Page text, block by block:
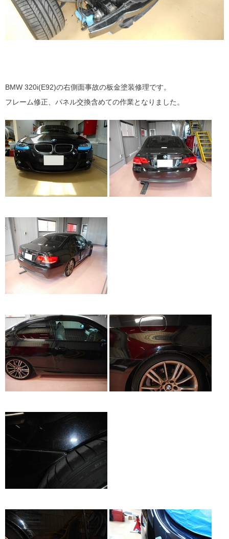
BMW 320i(E92)の右側面事故の板金塗装修理です。
フレーム修正、パネル交換含めての作業となりました。